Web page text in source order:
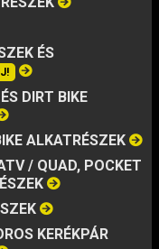
ÉS
DIRT BIKE
ALKATRÉSZEK
/ QUAD, POCKET
KERÉKPÁR